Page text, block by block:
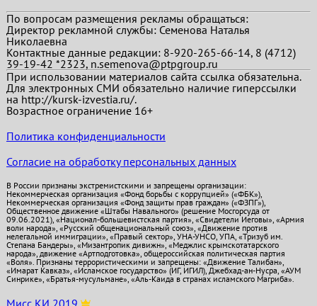
По вопросам размещения рекламы обращаться:
Директор рекламной службы: Семенова Наталья
Николаевна
Контактные данные редакции: 8-920-265-66-14, 8 (4712)
39-19-42 *2323, n.semenova@ptpgroup.ru
При использовании материалов сайта ссылка обязательна.
Для электронных СМИ обязательно наличие гиперссылки
на http://kursk-izvestia.ru/.
Возрастное ограничение 16+
Политика конфиденциальности
Согласие на обработку персональных данных
В России признаны экстремистскими и запрещены организации:
Некоммерческая организация «Фонд борьбы с коррупцией» («ФБК»),
Некоммерческая организация «Фонд защиты прав граждан» («ФЗПГ»),
Общественное движение «Штабы Навального» (решение Мосгорсуда от
09.06.2021), «Национал-большевистская партия», «Свидетели Иеговы», «Армия
воли народа», «Русский общенациональный союз», «Движение против
нелегальной иммиграции», «Правый сектор», УНА-УНСО, УПА, «Тризуб им.
Степана Бандеры», «Мизантропик дивижн», «Меджлис крымскотатарского
народа», движение «Артподготовка», общероссийская политическая партия
«Воля». Признаны террористическими и запрещены: «Движение Талибан»,
«Имарат Кавказ», «Исламское государство» (ИГ, ИГИЛ), Джебхад-ан-Нусра, «АУМ
Синрике», «Братья-мусульмане», «Аль-Каида в странах исламского Магриба».